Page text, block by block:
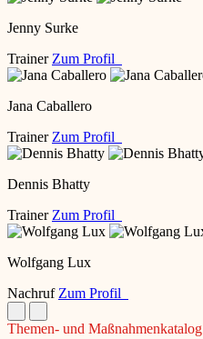
Jenny Surke
Trainer Zum Profil
Jana Caballero
Trainer Zum Profil
Dennis Bhatty
Trainer Zum Profil
Wolfgang Lux
Nachruf Zum Profil
Themen- und Maßnahmenkatalog